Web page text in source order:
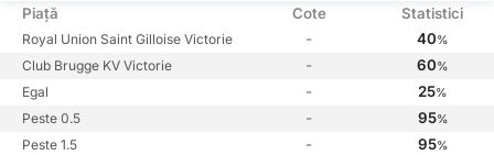
Piață Cote Statistici
Royal Union Saint Gilloise Victorie - 40%
Club Brugge KV Victorie - 60%
Egal - 25%
Peste 0.5 - 95%
Peste 1.5 - 95%